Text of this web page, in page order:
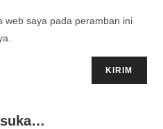
web saya pada peramban ini